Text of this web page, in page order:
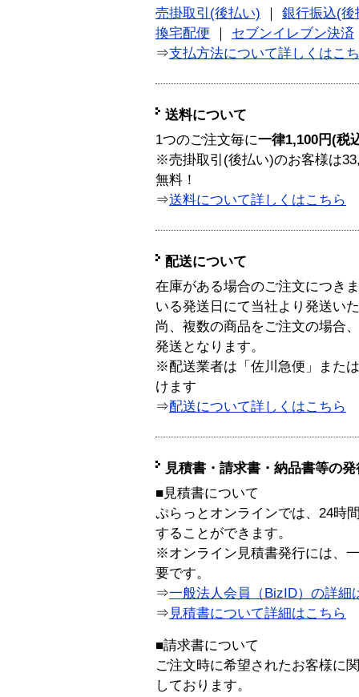
売掛取引(後払い)
銀行振込(後
換宅配便
セブンイレブン決済
⇒支払方法について詳しくはこ
送料について
1つのご注文毎に一律1,100円(税
※売掛取引(後払い)のお客様は
無料！
⇒送料について詳しくはこちら
配送について
在庫がある場合のご注文につき
いる発送日にて当社より発送い
尚、複数の商品をご注文の場合
発送となります。
※配送業者は「佐川急便」また
けます
⇒配送について詳しくはこちら
見積書・請求書・納品書等の
■見積書について
ぷらっとオンラインでは、24時
することができます。
※オンライン見積書発行には、
要です。
⇒一般法人会員（BizID）の詳細
⇒ 見積書について詳細はこちら
■請求書について
ご注文時に希望されたお客様に
しております。